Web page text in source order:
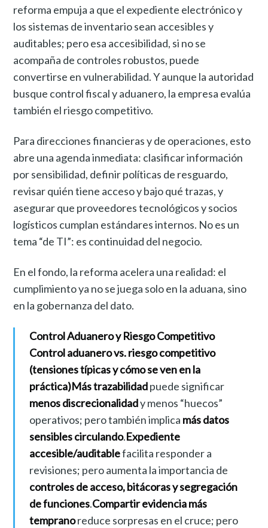
reforma empuja a que el expediente electrónico y
los sistemas de inventario sean accesibles y
auditables; pero esa accesibilidad, si no se
acompaña de controles robustos, puede
convertirse en vulnerabilidad. Y aunque la autoridad
busque control fiscal y aduanero, la empresa evalúa
también el riesgo competitivo.
Para direcciones financieras y de operaciones, esto
abre una agenda inmediata: clasificar información
por sensibilidad, definir políticas de resguardo,
revisar quién tiene acceso y bajo qué trazas, y
asegurar que proveedores tecnológicos y socios
logísticos cumplan estándares internos. No es un
tema “de TI”: es continuidad del negocio.
En el fondo, la reforma acelera una realidad: el
cumplimiento ya no se juega solo en la aduana, sino
en la gobernanza del dato.
Control Aduanero y Riesgo Competitivo
Control aduanero vs. riesgo competitivo
(tensiones típicas y cómo se ven en la
práctica)Más trazabilidadpuede significar
menos discrecionalidady menos “huecos”
operativos; pero también implica más datos
sensibles circulando.Expediente
accesible/auditablefacilita responder a
revisiones; pero aumenta la importancia de
controles de acceso, bitácoras y segregación
de funciones.Compartir evidencia más
tempranoreduce sorpresas en el cruce; pero